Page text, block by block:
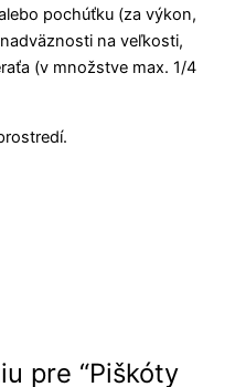
pochúťku (za výkon,
na veľkosti,
(v množstve max. 1/4
pre “Piškóty